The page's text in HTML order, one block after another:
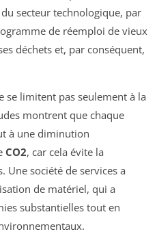
secteur technologique, par
de réemploi de vieux
déchets et, par conséquent,
se limitent pas seulement à la
montrent que chaque
à une diminution
CO2, car cela évite la
Une société de services a
de matériel, qui a
substantielles tout en